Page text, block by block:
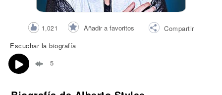
1,021 Añadir a favoritos
Compartir
Escuchar la biografía
5